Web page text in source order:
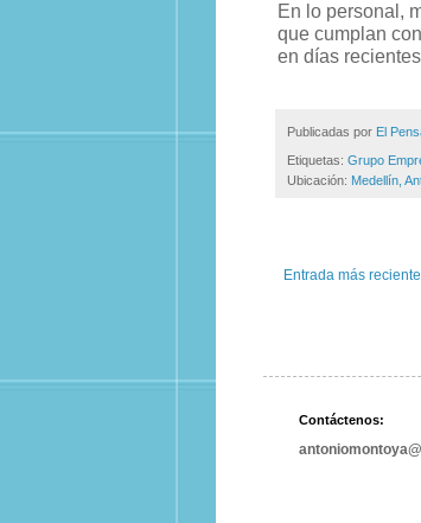
En lo personal,
que cumplan
en días
Publicadas por El
Etiquetas: Grupo
Ubicación: Medellín,
Entrada más reciente
Contáctenos: